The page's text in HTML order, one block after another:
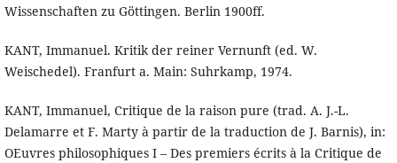
Wissenschaften zu Göttingen. Berlin 1900ff.
KANT, Immanuel. Kritik der reiner Vernunft (ed. W.
Weischedel). Franfurt a. Main: Suhrkamp, 1974.
KANT, Immanuel, Critique de la raison pure (trad. A. J.-L.
Delamarre et F. Marty à partir de la traduction de J. Barnis), in:
OEuvres philosophiques I – Des premiers écrits à la Critique de